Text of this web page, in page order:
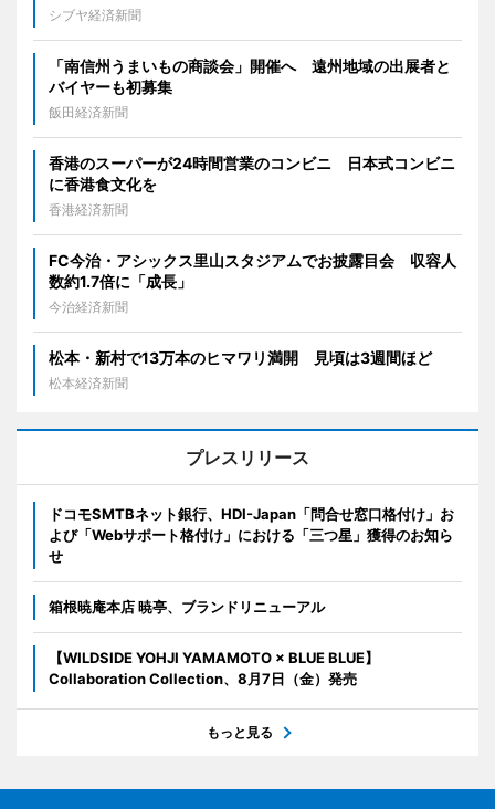
シブヤ経済新聞
「南信州うまいもの商談会」開催へ 遠州地域の出展者と
バイヤーも初募集
飯田経済新聞
香港のスーパーが24時間営業のコンビニ 日本式コンビニ
に香港食文化を
香港経済新聞
FC今治・アシックス里山スタジアムでお披露目会 収容人
数約1.7倍に「成長」
今治経済新聞
松本・新村で13万本のヒマワリ満開 見頃は3週間ほど
松本経済新聞
プレスリリース
ドコモSMTBネット銀行、HDI-Japan「問合せ窓口格付け」お
よび「Webサポート格付け」における「三つ星」獲得のお知ら
せ
箱根暁庵本店 暁亭、ブランドリニューアル
【WILDSIDE YOHJI YAMAMOTO × BLUE BLUE】
Collaboration Collection、8月7日（金）発売
もっと見る